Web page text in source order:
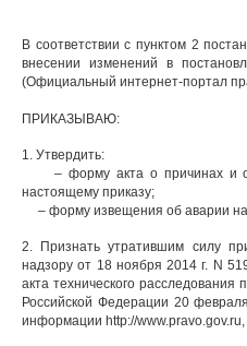
В соответствии с пунктом 2
внесении изменений в
(Официальный интернет-портал
ПРИКАЗЫВАЮ:
1. Утвердить:
– форму акта о причинах и об
настоящему приказу;
– форму извещения об аварии на
2. Признать утратившим силу
надзору от 18 ноября 2014 г. N
акта технического
Российской Федерации 20
информации http://